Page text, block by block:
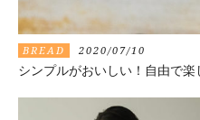
BREAD 2020/07/10
シンプルがおいしい！自由で